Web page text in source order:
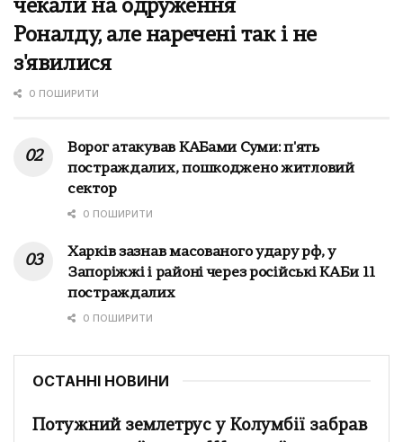
чекали на одруження
Роналду, але наречені так і не
з'явилися
0 ПОШИРИТИ
Ворог атакував КАБами Суми: п'ять
постраждалих, пошкоджено житловий
сектор
0 ПОШИРИТИ
Харків зазнав масованого удару рф, у
Запоріжжі і районі через російські КАБи 11
постраждалих
0 ПОШИРИТИ
ОСТАННІ НОВИНИ
Потужний землетрус у Колумбії забрав